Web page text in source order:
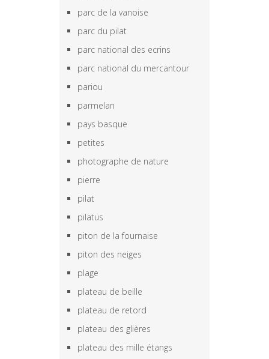
parc de la vanoise
parc du pilat
parc national des ecrins
parc national du mercantour
pariou
parmelan
pays basque
petites
photographe de nature
pierre
pilat
pilatus
piton de la fournaise
piton des neiges
plage
plateau de beille
plateau de retord
plateau des glières
plateau des mille étangs